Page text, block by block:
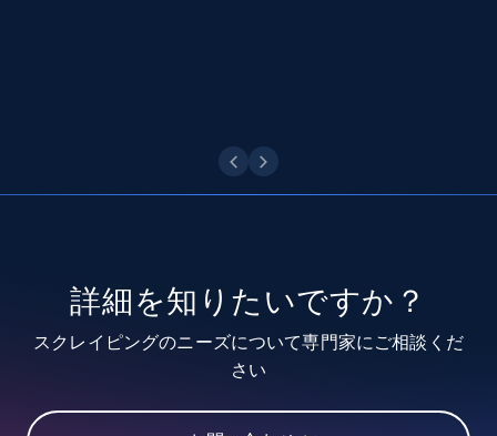
Youtube - Videos posts - Search new
Video length, Likes, Views, and more.
8K+ 713+ 無料トライアル
詳細を知りたいですか？
スクレイピングのニーズについて専門家にご相談くだ
さい